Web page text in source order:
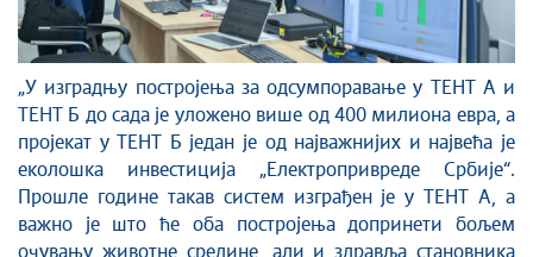
„У изградњу постројења за одсумпоравање у ТЕНТ А и
ТЕНТ Б до сада је уложено више од 400 милиона евра, а
пројекат у ТЕНТ Б један је од најважнијих и највећа је
еколошка инвестиција „Електропривреде Србије“.
Прошле године такав систем изграђен је у ТЕНТ А, а
важно је што ће оба постројења допринети бољем
очувању животне средине, али и здравља становника